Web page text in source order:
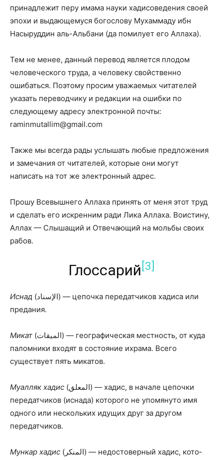
принадлежит перу имама науки хадисоведения своей
эпохи и выдающемуся богослову Мухаммаду ибн
Насыруддин аль-Альбани (да помилует его Аллаха).
Тем не менее, данный перевод является плодом
человеческого труда, а человеку свойственно
ошибаться. Поэтому просим уважаемых читателей
указать переводчику и редакции на ошибки по
следующему адресу электронной почты:
raminmutallim@gmail.com
Также мы всегда рады услышать любые предло­жения
и замечания от читателей, которые они могут
написать на тот же электронный адрес.
Прошу Всевышнего Аллаха принять от меня этот труд
и сделать его искренним ради Лика Аллаха. Воистину,
Аллах — Слышащий и Отвечающий на мольбы своих
рабов.
Глоссарий [3]
Иснад (الإسناد) — цепочка передатчиков хадиса или
предания.
Микат (الميقات) — географическая местность, от куда
паломники входят в состояние ихрама. Всего
существует пять микатов.
Муалляк хадис (المعلق) — хадис, в начале цепочки
передатчиков (иснада) которого не упомянуто имя
одного или нескольких идущих друг за другом
передатчиков.
Мункар хадис (المنكر) — недостоверный хадис, кото­